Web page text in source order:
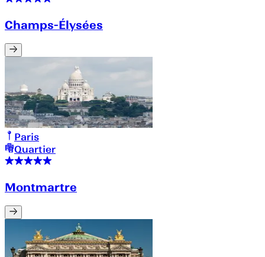
Champs-Élysées
Paris
Quartier
Montmartre